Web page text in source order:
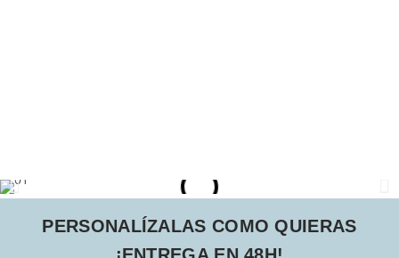
PERSONALÍZALAS COMO QUIERAS